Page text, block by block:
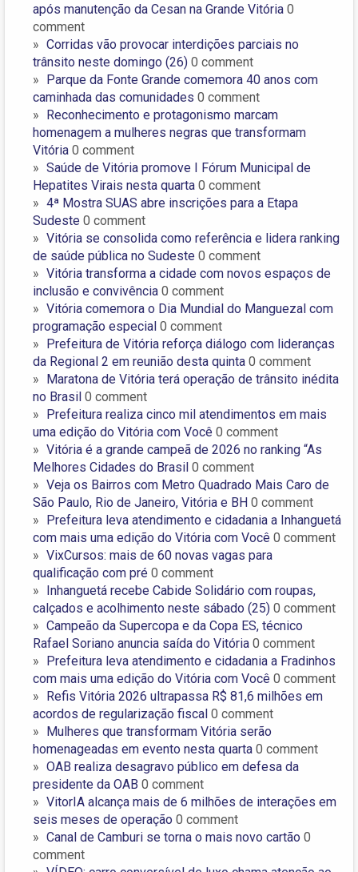
após manutenção da Cesan na Grande Vitória 0
comment
Corridas vão provocar interdições parciais no
trânsito neste domingo (26) 0 comment
Parque da Fonte Grande comemora 40 anos com
caminhada das comunidades 0 comment
Reconhecimento e protagonismo marcam
homenagem a mulheres negras que transformam
Vitória 0 comment
Saúde de Vitória promove I Fórum Municipal de
Hepatites Virais nesta quarta 0 comment
4ª Mostra SUAS abre inscrições para a Etapa
Sudeste 0 comment
Vitória se consolida como referência e lidera ranking
de saúde pública no Sudeste 0 comment
Vitória transforma a cidade com novos espaços de
inclusão e convivência 0 comment
Vitória comemora o Dia Mundial do Manguezal com
programação especial 0 comment
Prefeitura de Vitória reforça diálogo com lideranças
da Regional 2 em reunião desta quinta 0 comment
Maratona de Vitória terá operação de trânsito inédita
no Brasil 0 comment
Prefeitura realiza cinco mil atendimentos em mais
uma edição do Vitória com Você 0 comment
Vitória é a grande campeã de 2026 no ranking “As
Melhores Cidades do Brasil 0 comment
Veja os Bairros com Metro Quadrado Mais Caro de
São Paulo, Rio de Janeiro, Vitória e BH 0 comment
Prefeitura leva atendimento e cidadania a Inhanguetá
com mais uma edição do Vitória com Você 0 comment
VixCursos: mais de 60 novas vagas para
qualificação com pré 0 comment
Inhanguetá recebe Cabide Solidário com roupas,
calçados e acolhimento neste sábado (25) 0 comment
Campeão da Supercopa e da Copa ES, técnico
Rafael Soriano anuncia saída do Vitória 0 comment
Prefeitura leva atendimento e cidadania a Fradinhos
com mais uma edição do Vitória com Você 0 comment
Refis Vitória 2026 ultrapassa R$ 81,6 milhões em
acordos de regularização fiscal 0 comment
Mulheres que transformam Vitória serão
homenageadas em evento nesta quarta 0 comment
OAB realiza desagravo público em defesa da
presidente da OAB 0 comment
VitorIA alcança mais de 6 milhões de interações em
seis meses de operação 0 comment
Canal de Camburi se torna o mais novo cartão 0
comment